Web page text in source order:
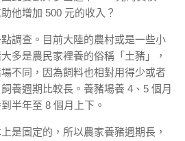
他增加 500 元的收入？
調查。目前大陸的農村或是一些小
多是農民家裡養的俗稱「土豬」，
不同，因為飼料也相對用得少或者
養週期比較長。養豬場養 4、5 個月
半年至 8 個月上下。
是固定的，所以農家養豬週期長，